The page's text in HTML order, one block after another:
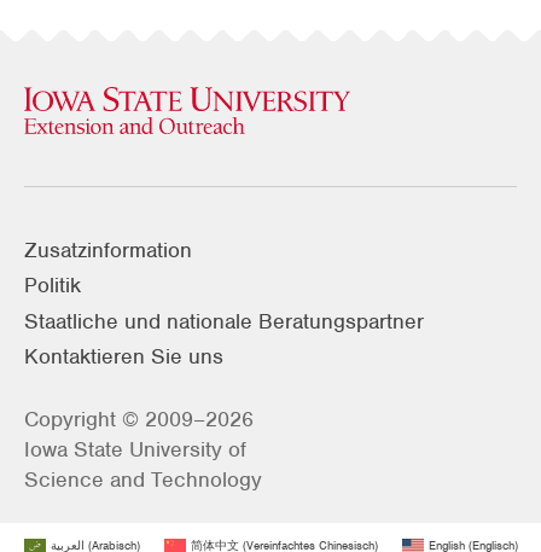
Zusatzinformation
Politik
Staatliche und nationale Beratungspartner
Kontaktieren Sie uns
Copyright © 2009–2026
Iowa State University of
Science and Technology
العربية (Arabisch) 简体中文(Vereinfachtes Chinesisch) English(Englisch)